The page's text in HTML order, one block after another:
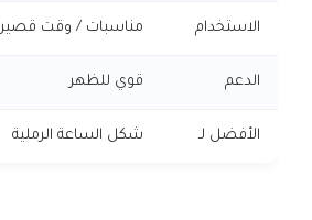
الاستخدام مناسبات / وقت قصير
الدعم قوي للظهر
الأفضل لـ شكل الساعة الرملية